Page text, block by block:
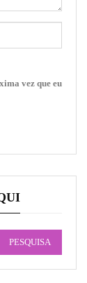
vez que eu